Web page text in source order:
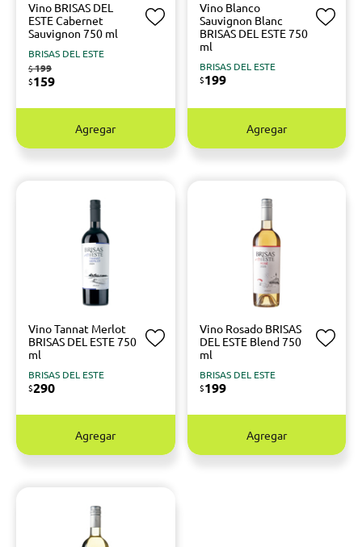
Vino BRISAS DEL
ESTE Cabernet
Sauvignon 750 ml
BRISAS DEL ESTE
$199
$159
Agregar
Vino Blanco
Sauvignon Blanc
BRISAS DEL ESTE 750
ml
BRISAS DEL ESTE
$199
Agregar
Vino Tannat Merlot
BRISAS DEL ESTE 750
ml
BRISAS DEL ESTE
$290
Agregar
Vino Rosado BRISAS
DEL ESTE Blend 750
ml
BRISAS DEL ESTE
$199
Agregar